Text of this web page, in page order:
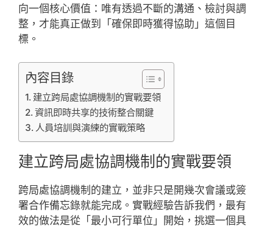
向一個核心價值：唯有透過不斷的溝通、檢討與調
整，才能真正做到「確保即時獲得協助」這個目
標。
內容目錄
建立跨局處協調機制的實戰要領
資訊即時共享的技術整合關鍵
人員培訓與演練的實戰策略
建立跨局處協調機制的實戰要領
跨局處協調機制的建立，並非只是開幾次會議或簽
署合作備忘錄就能完成。實戰經驗告訴我們，最有
效的做法是從「最小可行單位」開始，挑選一個具